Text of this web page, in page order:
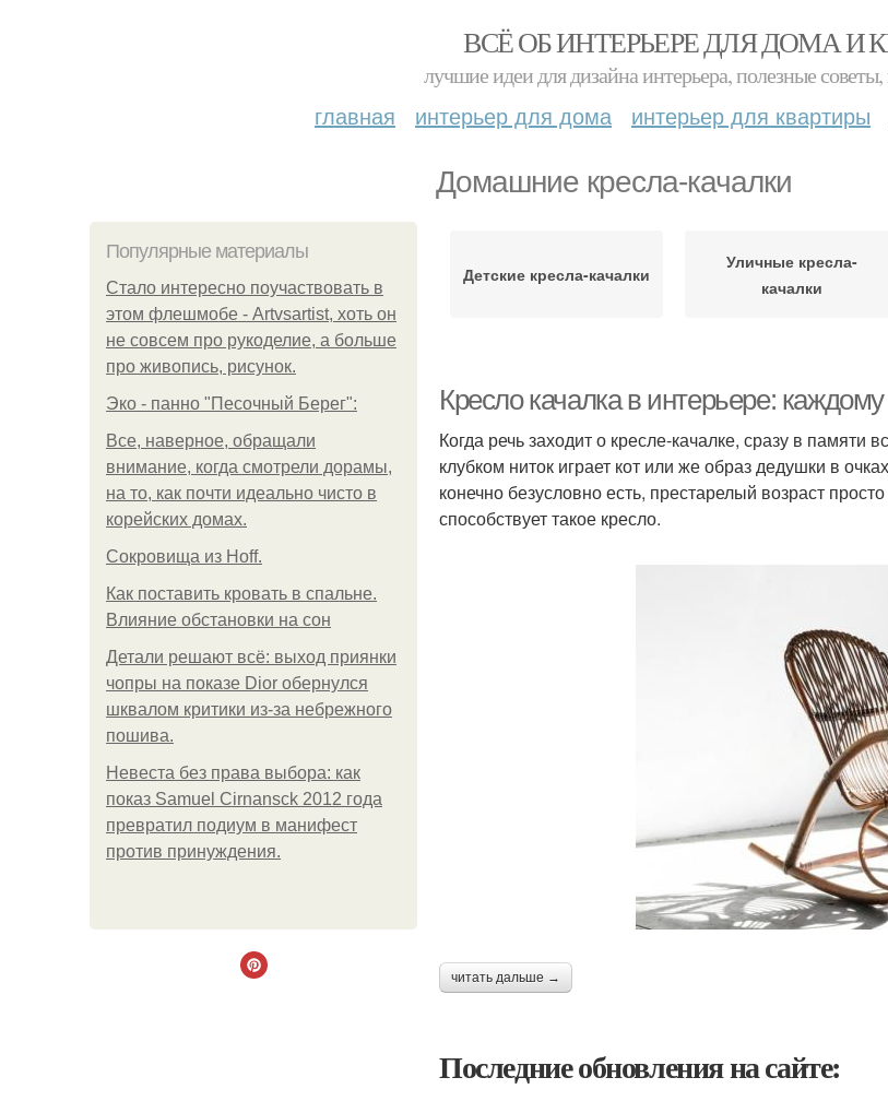
ВСЁ ОБ ИНТЕРЬЕРЕ ДЛЯ ДОМА И
лучшие идеи для дизайна интерьера, полезные
главная интерьер для дома интерьер для квартиры
Домашние кресла-качалки
Популярные материалы
Стало интересно поучаствовать в
этом флешмобе - Artvsartist, хоть он
не совсем про рукоделие, а больше
про живопись, рисунок.
Эко - панно "Песочный Берег":
Все, наверное, обращали
внимание, когда смотрели дорамы,
на то, как почти идеально чисто в
корейских домах.
Сокровища из Hoff.
Как поставить кровать в спальне.
Влияние обстановки на сон
Детали решают всё: выход приянки
чопры на показе Dior обернулся
шквалом критики из-за небрежного
пошива.
Невеста без права выбора: как
показ Samuel Cirnansck 2012 года
превратил подиум в манифест
против принуждения.
Детские кресла-качалки
Уличные кресла-
качалки
Кресло качалка в интерьере: каждому
Когда речь заходит о кресле-качалке, сразу в
клубком ниток играет кот или же образ дедушки в
конечно безусловно есть, престарелый возраст
способствует такое кресло.
читать дальше →
Последние обновления на сайте: